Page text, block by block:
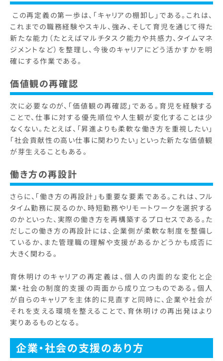
この再定義の第一歩は、「キャリアの棚卸し」である。これは、
これまでの職務経験やスキル、強み、そして育児を通じて得た
新たな能力（たとえばマルチタスク能力や共感力、タイムマネ
ジメントなど）を整理し、今後のキャリアにどう活かすかを明
確にする作業である。
価値観の再確認
次に必要なのが、「価値観の再確認」である。育児を経験する
ことで、仕事に対する優先順位や人生観が変化することは少
なくない。たとえば、「昇進よりも柔軟な働き方を重視したい」
「社会貢献性の高い仕事に関わりたい」といった新たな価値観
が芽生えることもある。
働き方の再設計
さらに、「働き方の再設計」も重要な要素である。これは、フル
タイム勤務に戻るのか、時短勤務やリモートワークを選択する
のかといった、実際の働き方を再構築するプロセスである。た
だしこの働き方の再設計には、企業側が柔軟な制度を整備し
ているか、また管理職の理解や支援があるかどうかも成否に
大きく関わる。
育休明けのキャリアの再定義は、個人の内面的な変化と企
業・社会の制度的支援の両面から成り立つものである。個人
が自らのキャリアを主体的に見直すと同時に、企業や社会が
それを支える環境を整えることで、育休明けの再出発はより
実りあるものとなる。
企業・社会の支援のあり方